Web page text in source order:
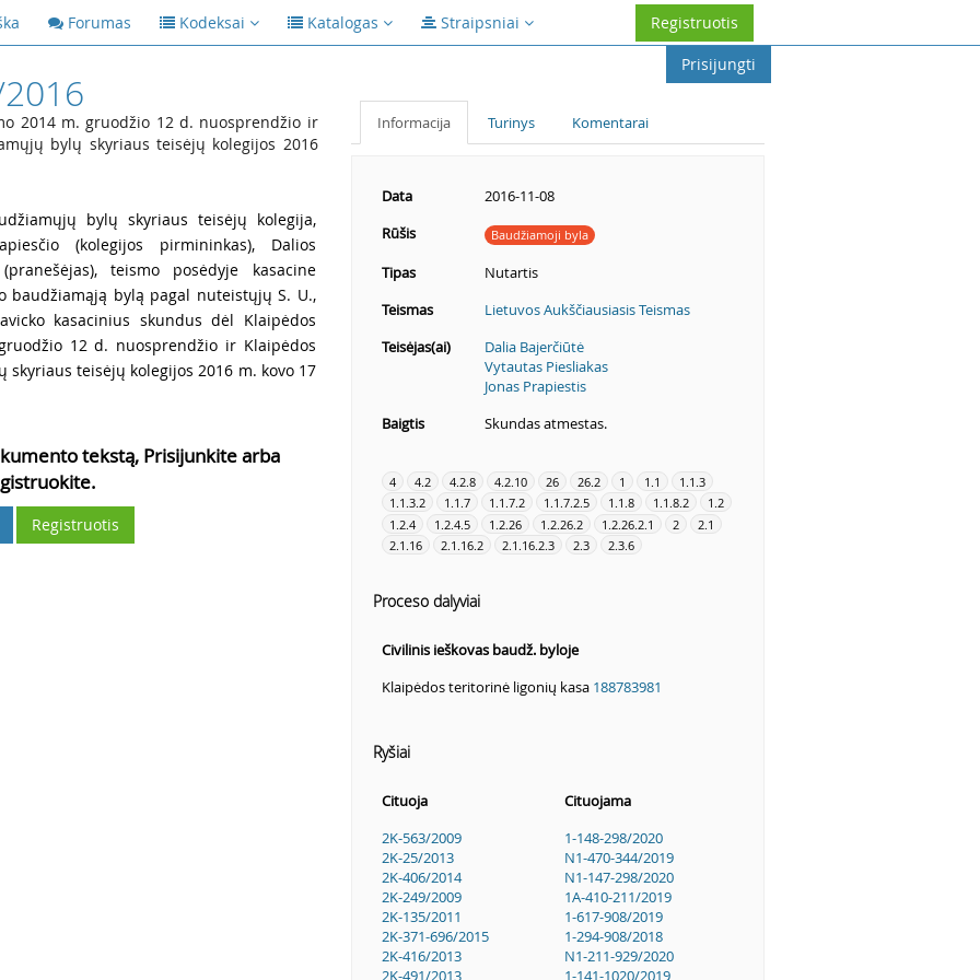
Forumas Kodeksai Katalogas Straipsniai
Registruotis
Prisijungti
2014 m. gruodžio 12 d. nuosprendžio ir
bylų skyriaus teisėjų kolegijos 2016
bylų skyriaus teisėjų kolegija,
(kolegijos pirmininkas), Dalios
teismo posėdyje kasacine
baudžiamąją bylą pagal nuteistųjų S. U.,
kasacinius skundus dėl Klaipėdos
12 d. nuosprendžio ir Klaipėdos
teisėjų kolegijos 2016 m. kovo 17
tekstą, Prisijunkite arba
Registruotis
Informacija Turinys Komentarai
Data
2016-11-08
Rūšis
Baudžiamoji byla
Tipas
Nutartis
Teismas
Lietuvos Aukščiausiasis Teismas
Teisėjas(ai)
Dalia Bajerčiūtė
Vytautas Piesliakas
Jonas Prapiestis
Baigtis
Skundas atmestas.
4 4.2 4.2.8 4.2.10 26 26.2 1 1.1
1.1.3
1.1.3.2
1.1.7 1.1.7.2 1.1.7.2.5 1.1.8 1.1.8.2
1.2
1.2.4
1.2.4.5 1.2.26 1.2.26.2 1.2.26.2.1 2
2.1
2.1.16
2.1.16.2 2.1.16.2.3 2.3 2.3.6
Proceso dalyviai
Civilinis ieškovas baudž. byloje
Klaipėdos teritorinė ligonių kasa 188783981
Ryšiai
Cituoja
Cituojama
2K-563/2009
2K-25/2013
2K-406/2014
2K-249/2009
2K-135/2011
2K-371-696/2015
2K-416/2013
2K-491/2013
1-148-298/2020
N1-470-344/2019
N1-147-298/2020
1A-410-211/2019
1-617-908/2019
1-294-908/2018
N1-211-929/2020
1-141-1020/2019